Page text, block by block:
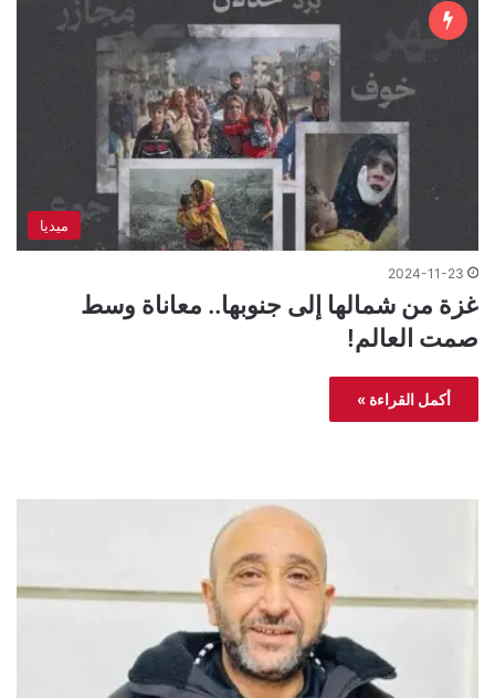
ميديا
2024-11-23
غزة من شمالها إلى جنوبها.. معاناة وسط
صمت العالم!
أكمل القراءة »